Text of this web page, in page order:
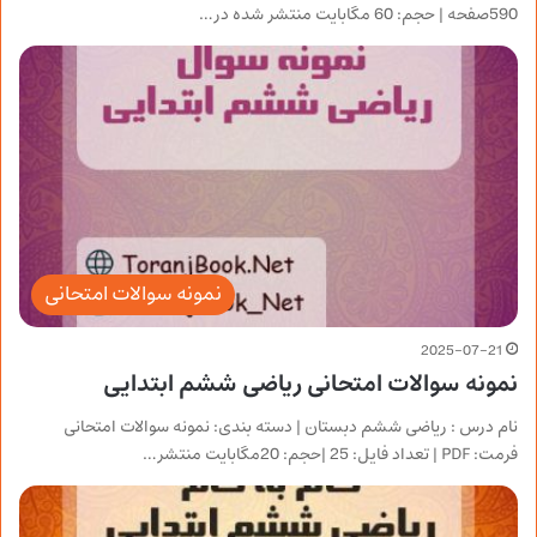
590صفحه | حجم: 60 مگابایت منتشر شده در…
نمونه سوالات امتحانی
2025-07-21
نمونه سوالات امتحانی ریاضی ششم ابتدایی
نام درس : ریاضی ششم دبستان | دسته بندی: نمونه سوالات امتحانی
فرمت: PDF | تعداد فایل: 25 |حجم: 20مگابایت منتشر…